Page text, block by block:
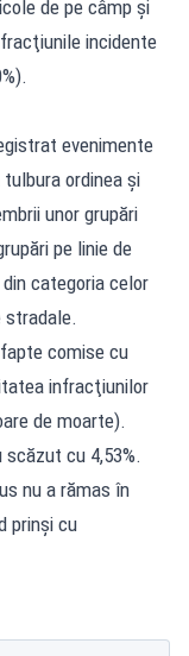
de pe câmp şi
incidente
evenimente
ordinea şi
unor grupări
pe linie de
categoria celor
stradale.
comise cu
infracţiunilor
de moarte).
cu 4,53%.
nu a rămas în
prinşi cu